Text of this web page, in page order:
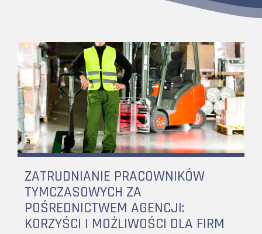
ZATRUDNIANIE PRACOWNIKÓW
TYMCZASOWYCH ZA
POŚREDNICTWEM AGENCJI:
KORZYŚCI I MOŻLIWOŚCI DLA FIRM